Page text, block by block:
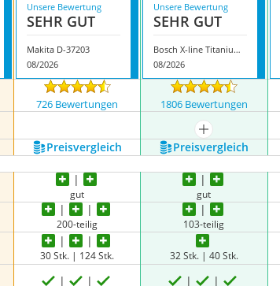
Unsere Bewertung
SEHR GUT
Makita D-37203
08/2026
Unsere Bewertung
SEHR GUT
Bosch X-line Titanium 116012
08/2026
726 Bewertungen 1806 Bewertungen
mehr anzeigen
Preis­vergleich Preis­vergleich
gut gut
200-teilig 103-teilig
30 Stk. | 124 Stk. 32 Stk. | 40 Stk.